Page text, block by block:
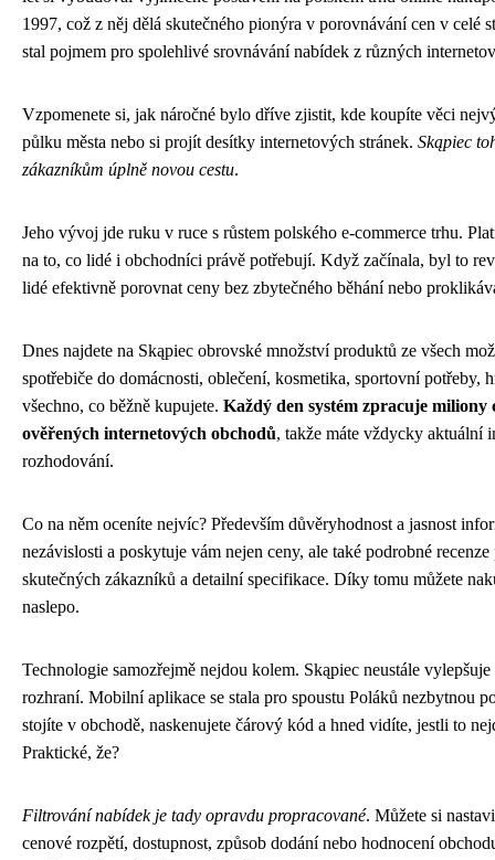
1997, což z něj dělá skutečného pionýra v porovnávání cen v celé
stal pojmem pro spolehlivé srovnávání nabídek z různých
Vzpomenete si, jak náročné bylo dříve zjistit, kde koupíte věci
půlku města nebo si projít desítky internetových stránek. Skąpiec
zákazníkům úplně novou cestu.
Jeho vývoj jde ruku v ruce s růstem polského e-commerce trhu.
na to, co lidé i obchodníci právě potřebují. Když začínala, byl to
lidé efektivně porovnat ceny bez zbytečného běhání nebo
Dnes najdete na Skąpiec obrovské množství produktů ze všech
spotřebiče do domácnosti, oblečení, kosmetika, sportovní potřeby,
všechno, co běžně kupujete. Každý den systém zpracuje miliony
ověřených internetových obchodů, takže máte vždycky aktuální
rozhodování.
Co na něm oceníte nejvíc? Především důvěryhodnost a jasnost
nezávislosti a poskytuje vám nejen ceny, ale také podrobné
skutečných zákazníků a detailní specifikace. Díky tomu můžete
naslepo.
Technologie samozřejmě nejdou kolem. Skąpiec neustále
rozhraní. Mobilní aplikace se stala pro spoustu Poláků nezbytnou
stojíte v obchodě, naskenujete čárový kód a hned vidíte, jestli to
Praktické, že?
Filtrování nabídek je tady opravdu propracované. Můžete si
cenové rozpětí, dostupnost, způsob dodání nebo hodnocení